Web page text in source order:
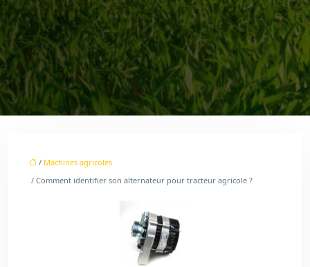
/ Machines agricoles
/ Comment identifier son alternateur pour tracteur agricole ?